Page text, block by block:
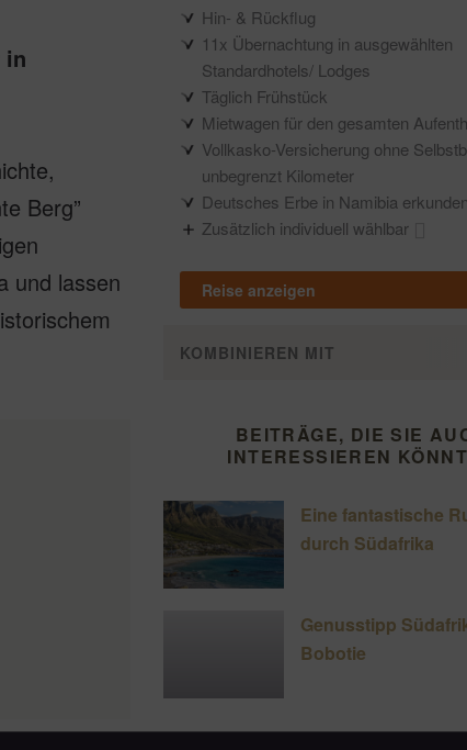
in
Berg”
und lassen
Hin- & Rückflug
11x Übernachtung in ausgewählten
Standardhotels/ Lodges
Täglich Frühstück
Mietwagen für den gesamten
Vollkasko-Versicherung ohne
unbegrenzt Kilometer
Deutsches Erbe in Namibia erkunden
Zusätzlich individuell wählbar
Reise anzeigen
KOMBINIEREN MIT
BEITRÄGE, DIE SIE
INTERESSIEREN
Eine fantastische
durch Südafrika
Genusstipp
Bobotie